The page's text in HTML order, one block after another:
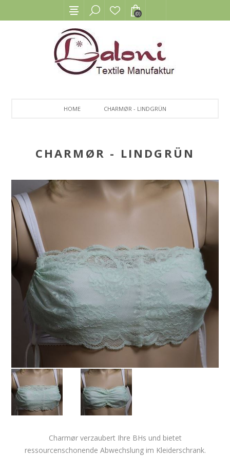
(0)
HOME CHARMØR - LINDGRÜN
CHARMØR - LINDGRÜN
Charmør verzaubert Ihre BHs und bietet
ressourcenschonende Abwechslung im Kleiderschrank.